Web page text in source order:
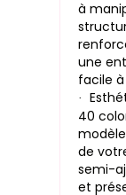
à
une
facile à
·
40
de
semi-
et